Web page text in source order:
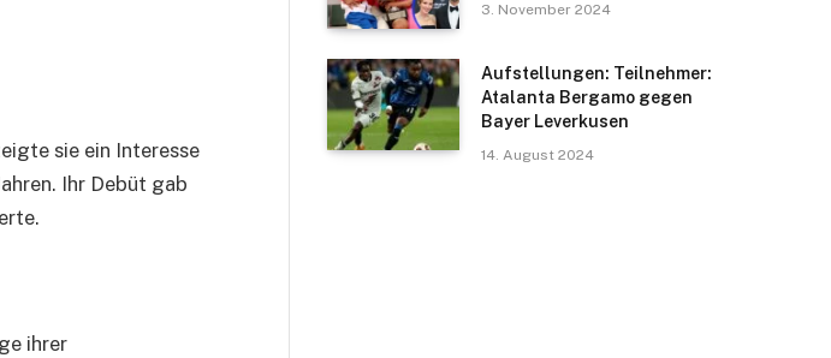
sie ein Interesse
Ihr Debüt gab
ihrer
3. November 2024
Aufstellungen: Teilnehmer:
Atalanta Bergamo gegen
Bayer Leverkusen
14. August 2024